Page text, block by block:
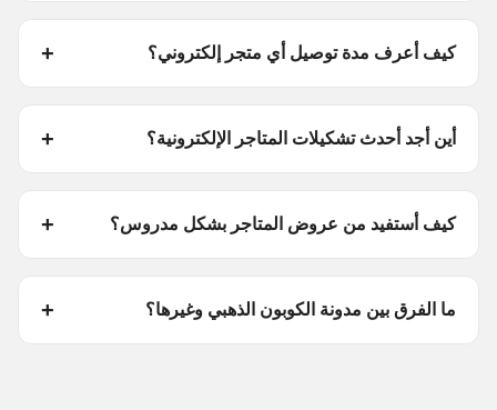
كيف أعرف مدة توصيل أي متجر إلكتروني؟
أين أجد أحدث تشكيلات المتاجر الإلكترونية؟
كيف أستفيد من عروض المتاجر بشكل مدروس؟
ما الفرق بين مدونة الكوبون الذهبي وغيرها؟